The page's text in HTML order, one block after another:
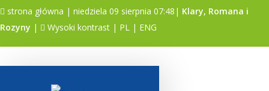
strona główna | niedziela 09 sierpnia 07:48| Klary, Romana i
Rozyny | Wysoki kontrast | PL | ENG